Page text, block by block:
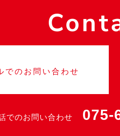
でのお問い合わせ
でのお問い合わせ 075-